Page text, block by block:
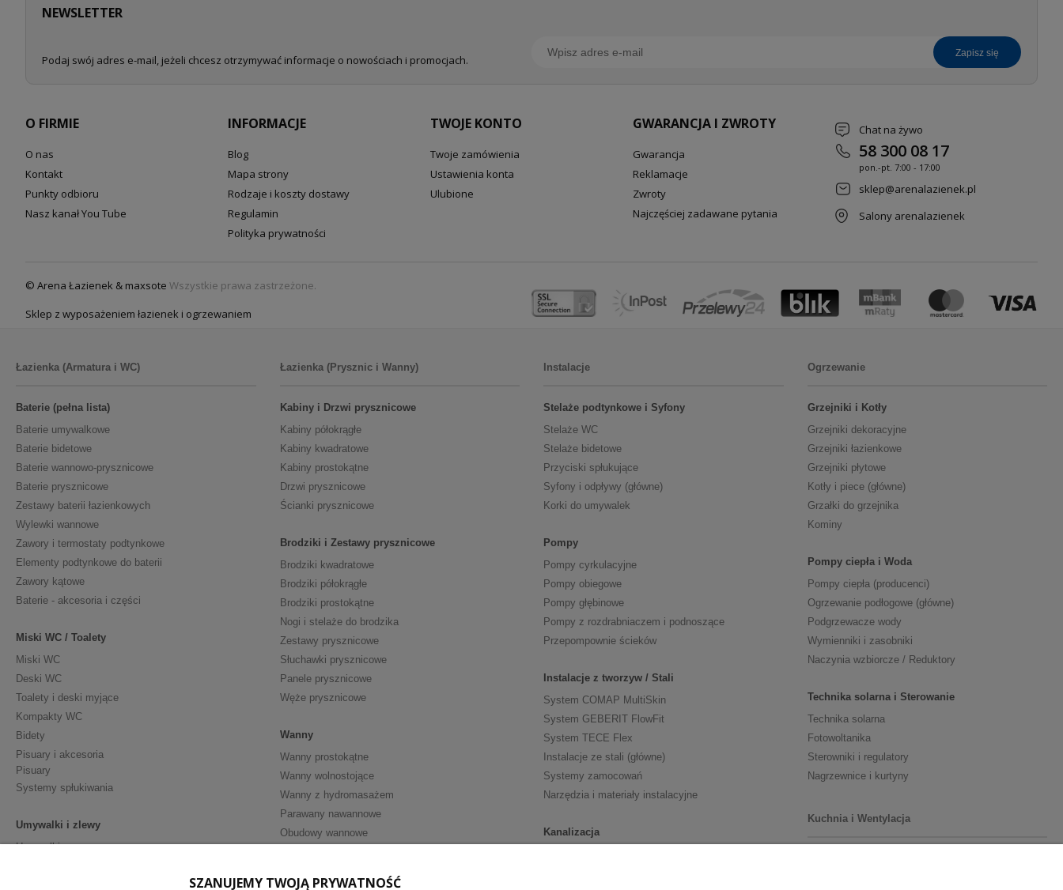
NEWSLETTER
Podaj swój adres e-mail, jeżeli chcesz otrzymywać informacje o nowościach i promocjach.
zapisz się
O FIRMIE
O nas
Kontakt
Punkty odbioru
Nasz kanał You Tube
INFORMACJE
Blog
Mapa strony
Rodzaje i koszty dostawy
Regulamin
Polityka prywatności
TWOJE KONTO
Twoje zamówienia
Ustawienia konta
Ulubione
GWARANCJA I ZWROTY
Gwarancja
Reklamacje
Zwroty
Najczęściej zadawane pytania
Chat na żywo
58 300 08 17
pon.-pt. 7:00 - 17:00
sklep@arenalazienek.pl
Salony arenalazienek
© Arena Łazienek & maxsote Wszystkie prawa zastrzeżone.
Sklep z wyposażeniem łazienek i ogrzewaniem
Łazienka (Armatura i WC)
Baterie (pełna lista)
Baterie umywalkowe
Baterie bidetowe
Baterie wannowo-prysznicowe
Baterie prysznicowe
Zestawy baterii łazienkowych
Wylewki wannowe
Zawory i termostaty podtynkowe
Elementy podtynkowe do baterii
Zawory kątowe
Baterie - akcesoria i części
Miski WC / Toalety
Miski WC
Deski WC
Toalety i deski myjące
Kompakty WC
Bidety
Pisuary i akcesoria
Pisuary
Systemy spłukiwania
Umywalki i zlewy
Umywalki
Łazienka (Prysznic i Wanny)
Kabiny i Drzwi prysznicowe
Kabiny półokrągłe
Kabiny kwadratowe
Kabiny prostokątne
Drzwi prysznicowe
Ścianki prysznicowe
Brodziki i Zestawy prysznicowe
Brodziki kwadratowe
Brodziki półokrągłe
Brodziki prostokątne
Nogi i stelaże do brodzika
Zestawy prysznicowe
Słuchawki prysznicowe
Panele prysznicowe
Węże prysznicowe
Wanny
Wanny prostokątne
Wanny wolnostojące
Wanny z hydromasażem
Parawany nawannowe
Obudowy wannowe
Instalacje
Stelaże podtynkowe i Syfony
Stelaże WC
Stelaże bidetowe
Przyciski spłukujące
Syfony i odpływy (główne)
Korki do umywalek
Pompy
Pompy cyrkulacyjne
Pompy obiegowe
Pompy głębinowe
Pompy z rozdrabniaczem i podnoszące
Przepompownie ścieków
Instalacje z tworzyw / Stali
System COMAP MultiSkin
System GEBERIT FlowFit
System TECE Flex
Instalacje ze stali (główne)
Systemy zamocowań
Narzędzia i materiały instalacyjne
Kanalizacja
Ogrzewanie
Grzejniki i Kotły
Grzejniki dekoracyjne
Grzejniki łazienkowe
Grzejniki płytowe
Kotły i piece (główne)
Grzałki do grzejnika
Kominy
Pompy ciepła i Woda
Pompy ciepła (producenci)
Ogrzewanie podłogowe (główne)
Podgrzewacze wody
Wymienniki i zasobniki
Naczynia wzbiorcze / Reduktory
Technika solarna i Sterowanie
Technika solarna
Fotowoltanika
Sterowniki i regulatory
Nagrzewnice i kurtyny
Kuchnia i Wentylacja
SZANUJEMY TWOJĄ PRYWATNOŚĆ